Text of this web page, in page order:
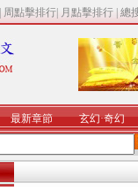
周點擊排行 月點擊排行 總
最新章節 玄幻·奇幻